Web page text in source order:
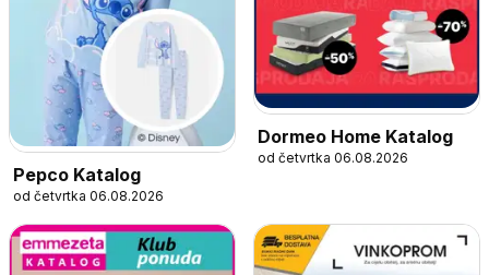
Pepco Katalog
od četvrtka 06.08.2026
Dormeo Home Katalog
od četvrtka 06.08.2026